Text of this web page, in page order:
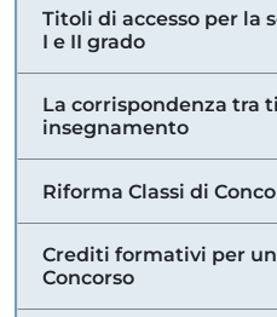
Titoli di accesso per la
I e II grado
La corrispondenza tra
insegnamento
Riforma Classi di
Crediti formativi per
Concorso